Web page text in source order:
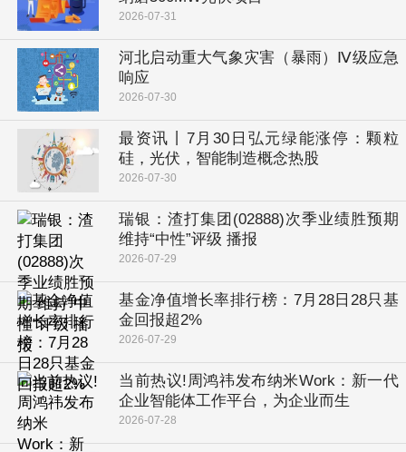
2026-07-31
河北启动重大气象灾害（暴雨）Ⅳ级应急
响应
2026-07-30
最资讯丨7月30日弘元绿能涨停：颗粒
硅，光伏，智能制造概念热股
2026-07-30
瑞银：渣打集团(02888)次季业绩胜预期
维持“中性”评级 播报
2026-07-29
基金净值增长率排行榜：7月28日28只基
金回报超2%
2026-07-29
当前热议!周鸿祎发布纳米Work：新一代
企业智能体工作平台，为企业而生
2026-07-28